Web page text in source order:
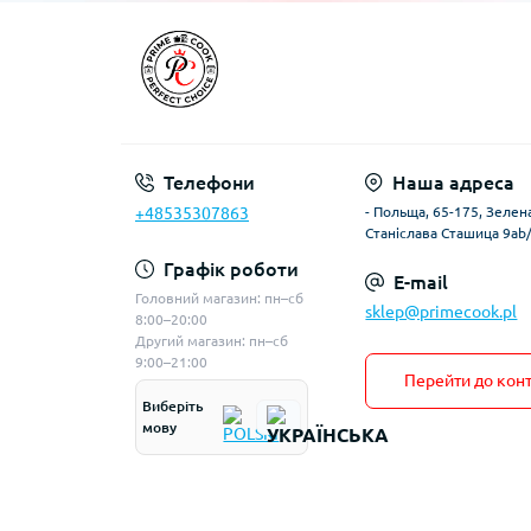
Телефони
+48535307863
Графік роботи
Головний магазин: пн–сб
8:00–20:00
Другий магазин: пн–сб
9:00–21:00
Виберіть
мову
Наша адреса
- Польща, 65-175,
Станіслава Сташица
E-mail
sklep@primecook.pl
Перейти до